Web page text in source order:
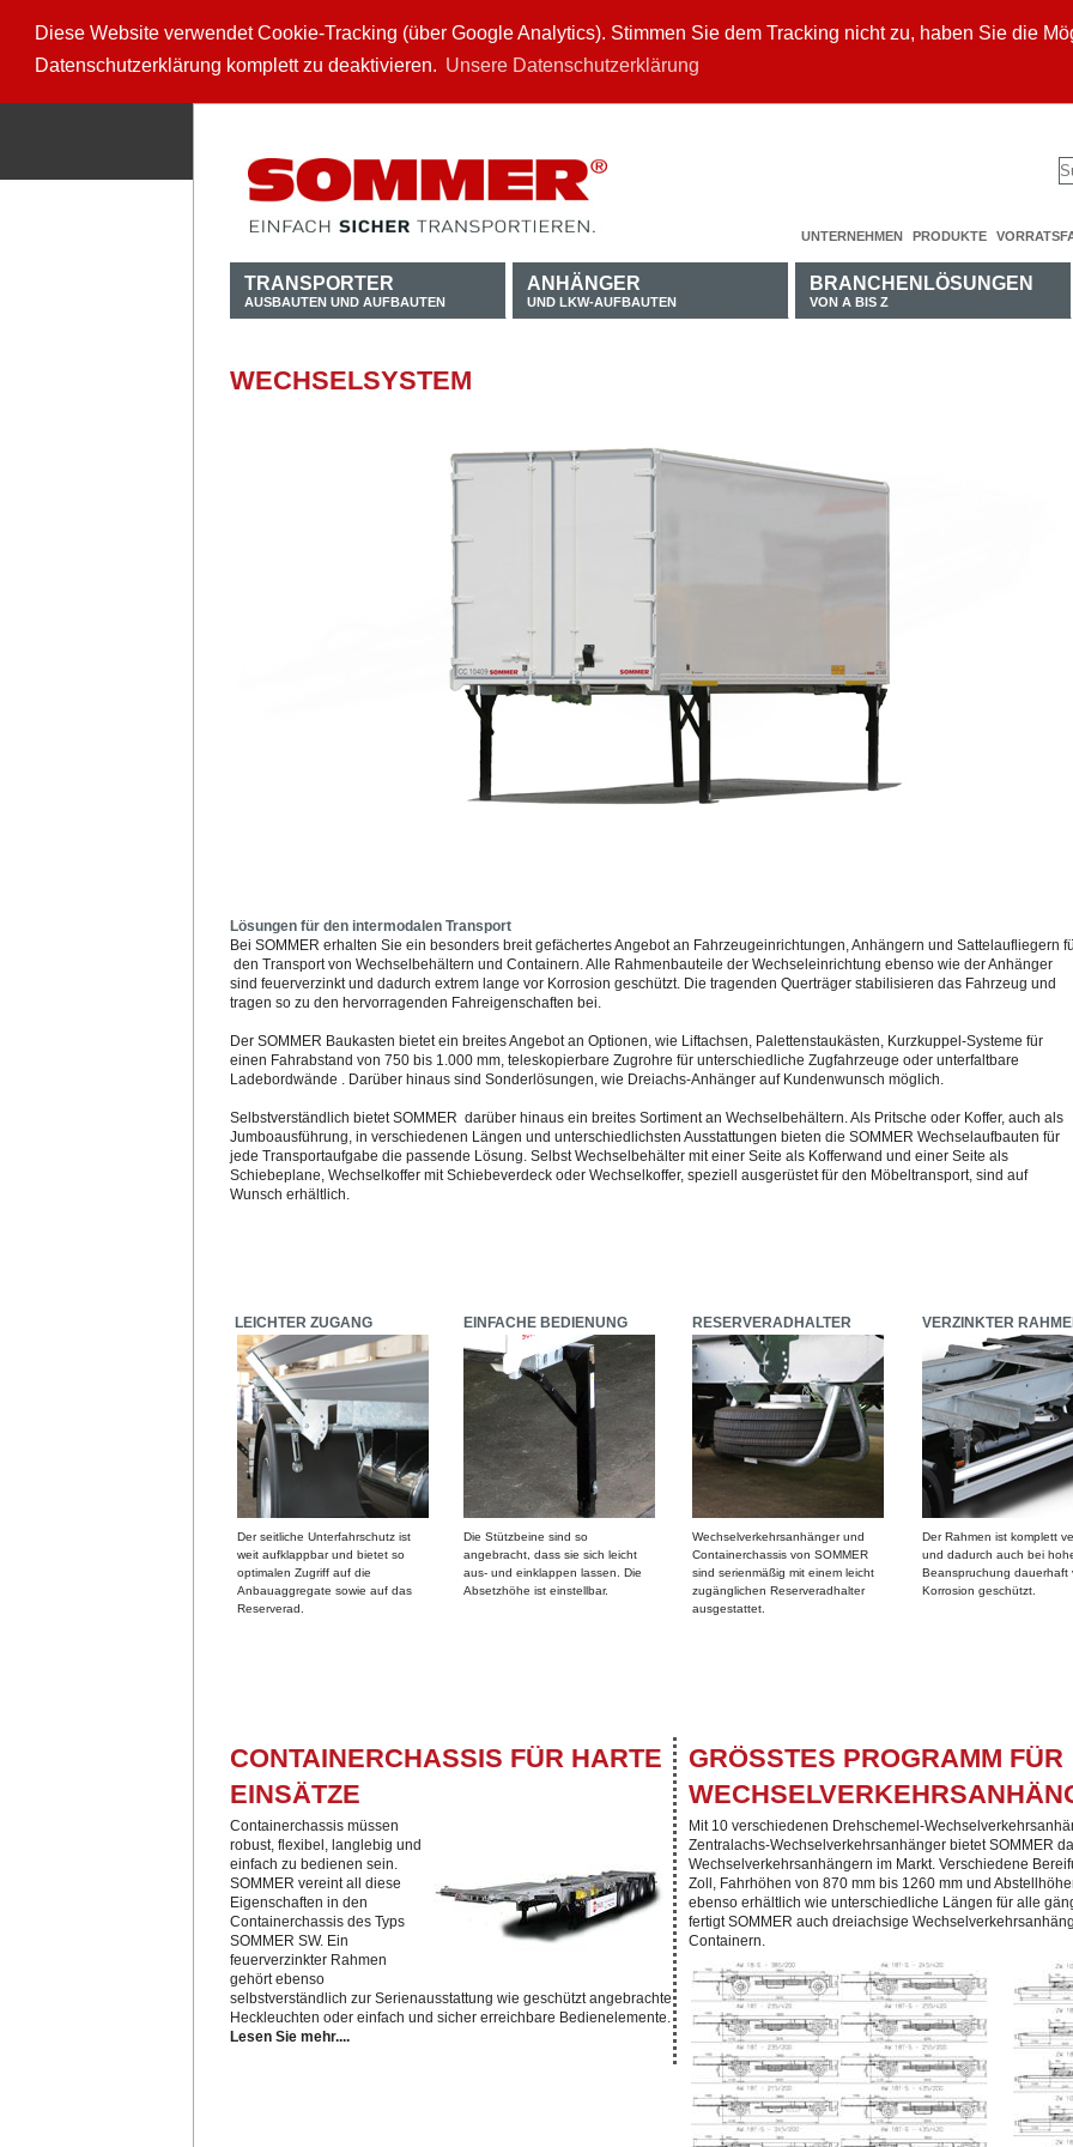
Diese Website verwendet Cookie-Tracking (über Google Analytics). Stimmen Sie dem Tracking nicht zu, haben Sie die
Datenschutzerklärung komplett zu deaktivieren. Unsere Datenschutzerklärung
UNTERNEHMEN PRODUKTE
TRANSPORTER
AUSBAUTEN UND AUFBAUTEN
ANHÄNGER
UND LKW-AUFBAUTEN
BRANCHENLÖSUNGEN
VON A BIS Z
WECHSELSYSTEM
Lösungen für den intermodalen Transport
Bei SOMMER erhalten Sie ein besonders breit gefächertes Angebot an Fahrzeugeinrichtungen, Anhängern und Sattelaufliegern
den Transport von Wechselbehältern und Containern. Alle Rahmenbauteile der Wechseleinrichtung ebenso wie der Anhänger
sind feuerverzinkt und dadurch extrem lange vor Korrosion geschützt. Die tragenden Querträger stabilisieren das Fahrzeug und
tragen so zu den hervorragenden Fahreigenschaften bei.
Der SOMMER Baukasten bietet ein breites Angebot an Optionen, wie Liftachsen, Palettenstaukästen, Kurzkuppel-Systeme für
einen Fahrabstand von 750 bis 1.000 mm, teleskopierbare Zugrohre für unterschiedliche Zugfahrzeuge oder unterfaltbare
Ladebordwände . Darüber hinaus sind Sonderlösungen, wie Dreiachs-Anhänger auf Kundenwunsch möglich.
Selbstverständlich bietet SOMMER darüber hinaus ein breites Sortiment an Wechselbehältern. Als Pritsche oder Koffer, auch als
Jumboausführung, in verschiedenen Längen und unterschiedlichsten Ausstattungen bieten die SOMMER Wechselaufbauten für
jede Transportaufgabe die passende Lösung. Selbst Wechselbehälter mit einer Seite als Kofferwand und einer Seite als
Schiebeplane, Wechselkoffer mit Schiebeverdeck oder Wechselkoffer, speziell ausgerüstet für den Möbeltransport, sind auf
Wunsch erhältlich.
LEICHTER ZUGANG
Der seitliche Unterfahrschutz ist
weit aufklappbar und bietet so
optimalen Zugriff auf die
Anbauaggregate sowie auf das
Reserverad.
EINFACHE BEDIENUNG
Die Stützbeine sind so
angebracht, dass sie sich leicht
aus- und einklappen lassen. Die
Absetzhöhe ist einstellbar.
RESERVERADHALTER
Wechselverkehrsanhänger und
Containerchassis von SOMMER
sind serienmäßig mit einem leicht
zugänglichen Reserveradhalter
ausgestattet.
VERZINKTER
Der Rahmen ist komplett
und dadurch auch bei
Beanspruchung dauerhaft
Korrosion geschützt.
CONTAINERCHASSIS FÜR HARTE
EINSÄTZE
Containerchassis müssen
robust, flexibel, langlebig und
einfach zu bedienen sein.
SOMMER vereint all diese
Eigenschaften in den
Containerchassis des Typs
SOMMER SW. Ein
feuerverzinkter Rahmen
gehört ebenso
selbstverständlich zur Serienausstattung wie geschützt angebrachte
Heckleuchten oder einfach und sicher erreichbare Bedienelemente.
Lesen Sie mehr....
GRÖSSTES PROGRAMM FÜR W
Mit 10 verschiedenen Drehschemel-
Zentralachs-Wechselverkehrsanhänger bietet SOMMER
Wechselverkehrsanhängern im Markt. Verschiedene
Zoll, Fahrhöhen von 870 mm bis 1260 mm und
ebenso erhältlich wie unterschiedliche Längen für alle
fertigt SOMMER auch dreiachsige
Containern.